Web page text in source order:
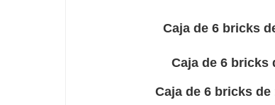
Caja de 6 bricks
Caja de 6 bricks de
Caja de 6 bricks de